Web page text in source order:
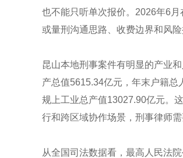
也不能只听单次报价。2026年6
或量刑沟通思路、收费边界和风险
昆山本地刑事案件有明显的产业
产总值5615.34亿元，年末户籍总
规上工业总产值13027.90亿元。
行和跨区域协作场景，刑事律师
从全国司法数据看，最高人民法